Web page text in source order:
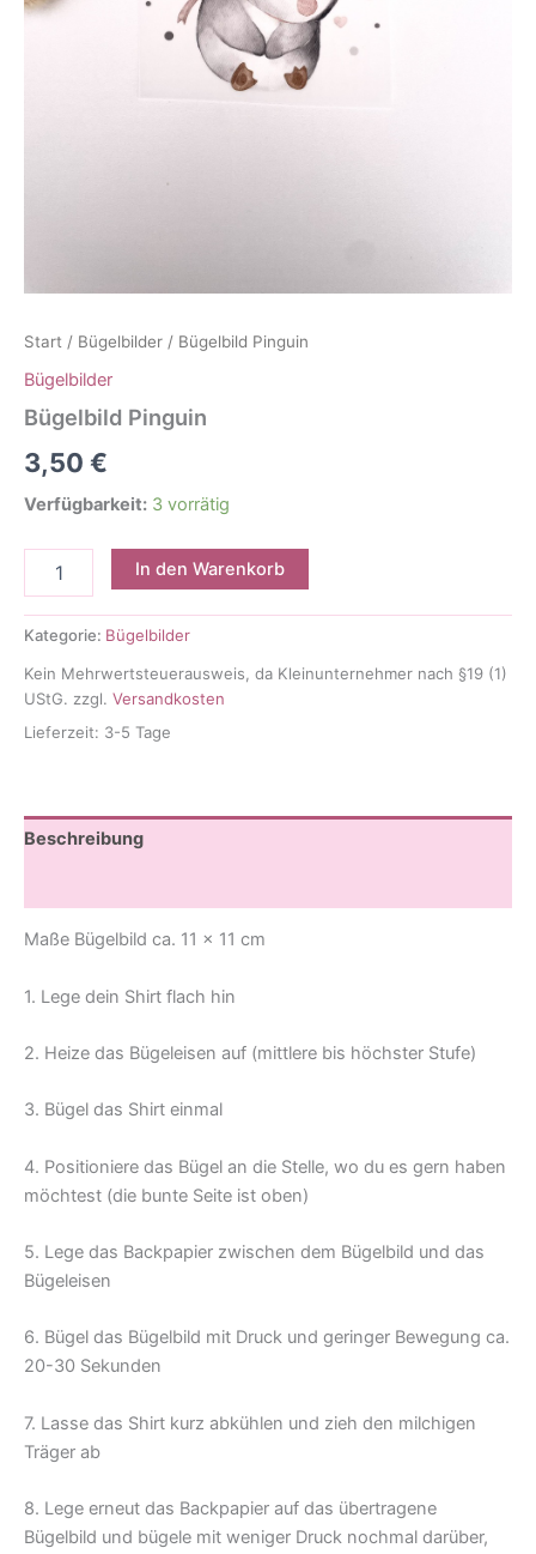
Start / Bügelbilder / Bügelbild Pinguin
Bügelbilder
Bügelbild Pinguin
3,50 €
Verfügbarkeit: 3 vorrätig
Pinguin
In den Warenkorb
Kategorie: Bügelbilder
Kein Mehrwertsteuerausweis, da Kleinunternehmer nach §19 (1)
UStG. zzgl. Versandkosten
Lieferzeit: 3-5 Tage
Beschreibung
Maße Bügelbild ca. 11 x 11 cm
1. Lege dein Shirt flach hin
2. Heize das Bügeleisen auf (mittlere bis höchster Stufe)
3. Bügel das Shirt einmal
4. Positioniere das Bügel an die Stelle, wo du es gern haben
möchtest (die bunte Seite ist oben)
5. Lege das Backpapier zwischen dem Bügelbild und das
Bügeleisen
6. Bügel das Bügelbild mit Druck und geringer Bewegung ca.
20-30 Sekunden
7. Lasse das Shirt kurz abkühlen und zieh den milchigen
Träger ab
8. Lege erneut das Backpapier auf das übertragene
Bügelbild und bügele mit weniger Druck nochmal darüber,